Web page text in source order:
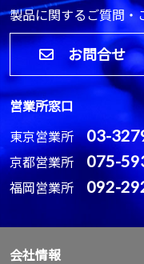
製品に関するご質問・
お問合せ
営業所窓口
東京営業所03-
京都営業所 075-
福岡営業所 092-
会社情報